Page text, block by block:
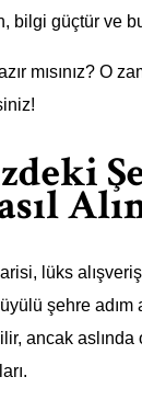
bilgi güçtür ve
mısınız? O
lüks
şehre adım
ancak